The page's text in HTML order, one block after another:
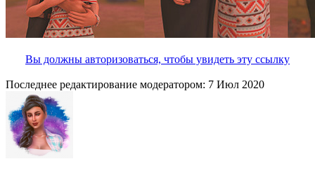
Вы должны авторизоваться, чтобы увидеть эту ссылку
Последнее редактирование модератором: 7 Июл 2020